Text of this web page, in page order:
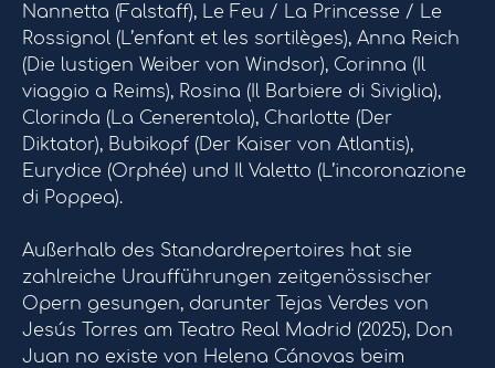
Nannetta (Falstaff), Le Feu / La Princesse / Le
Rossignol (L’enfant et les sortilèges), Anna Reich
(Die lustigen Weiber von Windsor), Corinna (Il
viaggio a Reims), Rosina (Il Barbiere di Siviglia),
Clorinda (La Cenerentola), Charlotte (Der
Diktator), Bubikopf (Der Kaiser von Atlantis),
Eurydice (Orphée) und Il Valetto (L’incoronazione
di Poppea).
Außerhalb des Standardrepertoires hat sie
zahlreiche Uraufführungen zeitgenössischer
Opern gesungen, darunter Tejas Verdes von
Jesús Torres am Teatro Real Madrid (2025), Don
Juan no existe von Helena Cánovas beim